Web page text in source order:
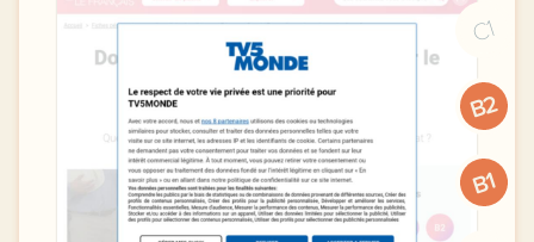
C1
B2
B1